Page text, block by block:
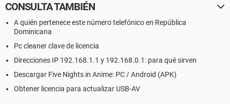
CONSULTA TAMBIÉN
A quién pertenece este número telefónico en República
Dominicana
Pc cleaner clave de licencia
Direcciones IP 192.168.1.1 y 192.168.0.1: para qué sirven
Descargar Five Nights in Anime: PC / Android (APK)
Obtener licencia para actualizar USB-AV